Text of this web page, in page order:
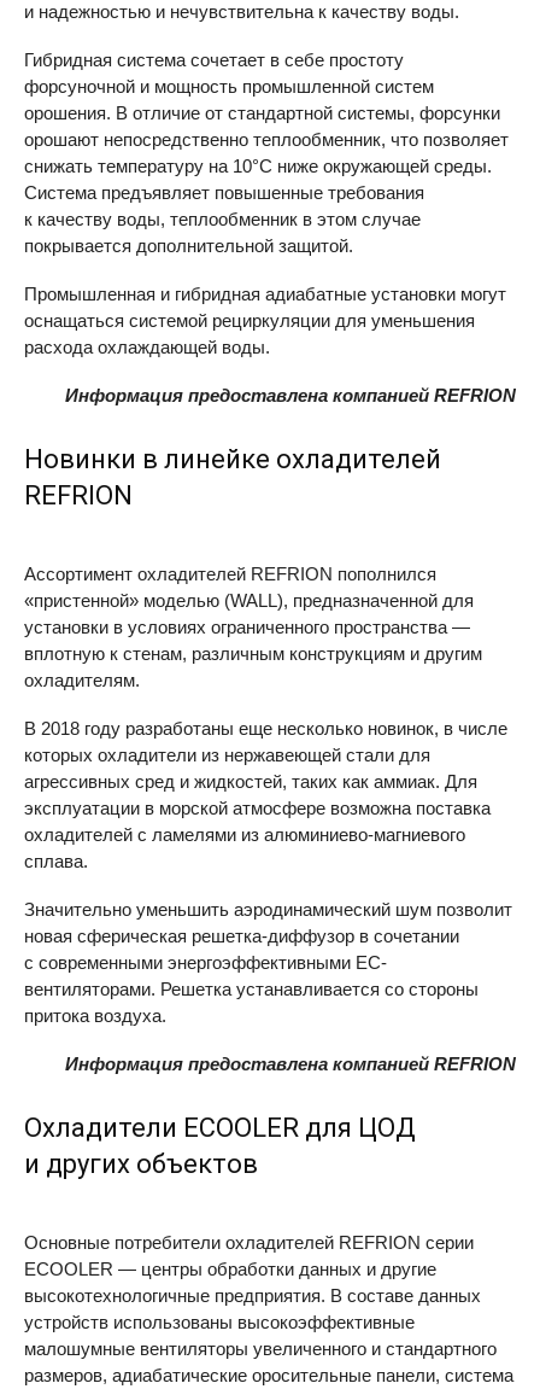
и надежностью и нечувствительна к качеству воды.
Гибридная система сочетает в себе простоту
форсуночной и мощность промышленной систем
орошения. В отличие от стандартной системы, форсунки
орошают непосредственно теплообменник, что позволяет
снижать температуру на 10°C ниже окружающей среды.
Система предъявляет повышенные требования
к качеству воды, теплообменник в этом случае
покрывается дополнительной защитой.
Промышленная и гибридная адиабатные установки могут
оснащаться системой рециркуляции для уменьшения
расхода охлаждающей воды.
Информация предоставлена компанией REFRION
Новинки в линейке охладителей
REFRION
Ассортимент охладителей REFRION пополнился
«пристенной» моделью (WALL), предназначенной для
установки в условиях ограниченного пространства —
вплотную к стенам, различным конструкциям и другим
охладителям.
В 2018 году разработаны еще несколько новинок, в числе
которых охладители из нержавеющей стали для
агрессивных сред и жидкостей, таких как аммиак. Для
эксплуатации в морской атмосфере возможна поставка
охладителей с ламелями из алюминиево-магниевого
сплава.
Значительно уменьшить аэродинамический шум позволит
новая сферическая решетка-диффузор в сочетании
с современными энергоэффективными ЕС-
вентиляторами. Решетка устанавливается со стороны
притока воздуха.
Информация предоставлена компанией REFRION
Охладители ECOOLER для ЦОД
и других объектов
Основные потребители охладителей REFRION серии
ECOOLER — центры обработки данных и другие
высокотехнологичные предприятия. В составе данных
устройств использованы высокоэффективные
малошумные вентиляторы увеличенного и стандартного
размеров, адиабатические оросительные панели, система